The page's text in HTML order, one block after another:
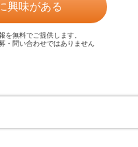
興味がある
を無料でご提供します。
・問い合わせではありません